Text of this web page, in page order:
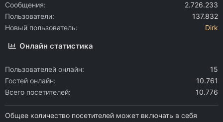
Сообщения
2.726.233
Пользователи
137.832
Новый пользователь
Dirk
Онлайн статистика
Пользователей онлайн
15
Гостей онлайн
10.761
Всего посетителей
10.776
Общее количество посетителей может включать в себя